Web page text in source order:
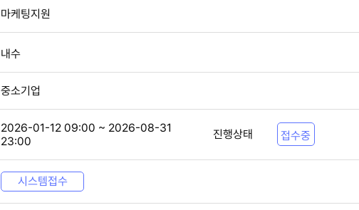
마케팅지원
내수
중소기업
2026-01-12 09:00 ~ 2026-08-31
23:00
진행상태 접수중
시스템접수